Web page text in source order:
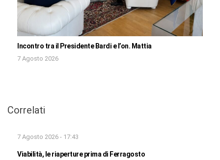
Incontro tra il Presidente Bardi e l’on. Mattia
7 Agosto 2026
Correlati
7 Agosto 2026 - 17:43
Viabilità, le riaperture prima di Ferragosto